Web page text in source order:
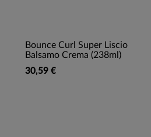
Bounce Curl Super Liscio
Balsamo Crema (238ml)
30,59 €